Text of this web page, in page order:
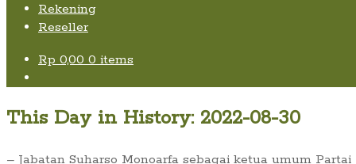
Rekening
Reseller
Rp 0,00 0 items
This Day in History: 2022-08-30
– Jabatan Suharso Monoarfa sebagai ketua umum